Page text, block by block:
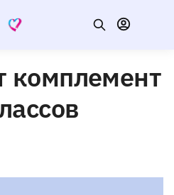
комплемент